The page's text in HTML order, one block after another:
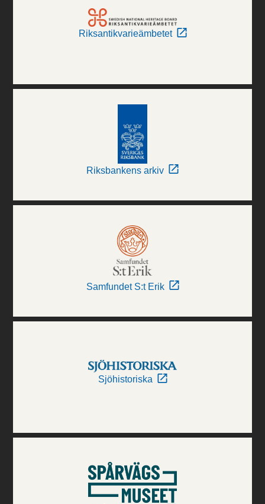
Riksantikvarieämbetet
Riksbankens arkiv
Samfundet S:t Erik
Sjöhistoriska